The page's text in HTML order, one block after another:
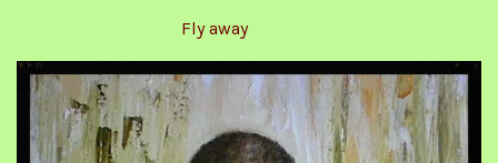
Fly away